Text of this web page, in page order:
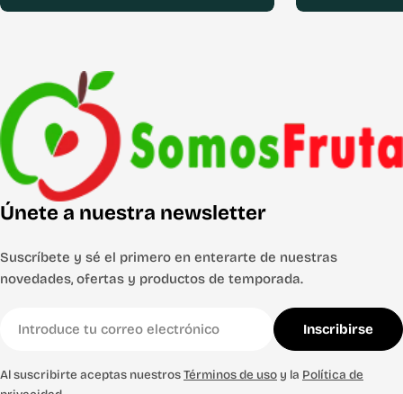
Únete a nuestra newsletter
Suscríbete y sé el primero en enterarte de nuestras
novedades, ofertas y productos de temporada.
electrónico
Inscribirse
Al suscribirte aceptas nuestrosTérminos de uso y la Política de